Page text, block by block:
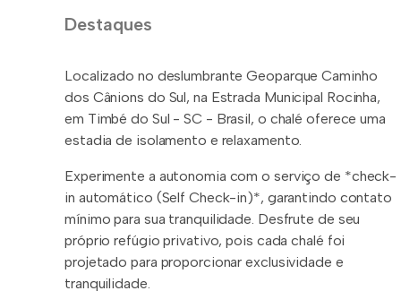
Destaques
Localizado no deslumbrante Geoparque Caminho
dos Cânions do Sul, na Estrada Municipal Rocinha,
em Timbé do Sul - SC - Brasil, o chalé oferece uma
estadia de isolamento e relaxamento.
Experimente a autonomia com o serviço de *check-
in automático (Self Check-in)*, garantindo contato
mínimo para sua tranquilidade. Desfrute de seu
próprio refúgio privativo, pois cada chalé foi
projetado para proporcionar exclusividade e
tranquilidade.